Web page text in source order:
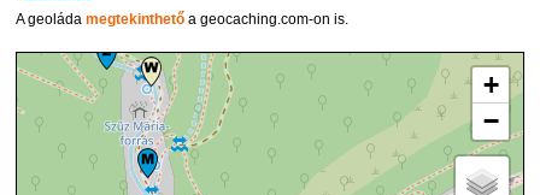
A geoládamegtekinthető a geocaching.com-on is.
+
−